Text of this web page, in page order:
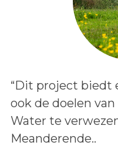
Lees het bericht:
“Dit project biedt
ook de doelen
Water te
Meanderende..